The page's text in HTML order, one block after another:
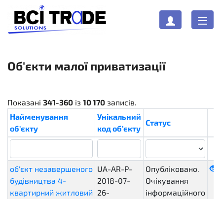
Об'єкти малої приватизації
Показані 341-360 із 10 170 записів.
Найменування
об'єкту
Унікальний
код об’єкту
Статус
об'єкт незавершеного
будівництва 4-
квартирний житловий
UA-AR-P-
2018-07-
26-
Опубліковано.
Очікування
інформаційного